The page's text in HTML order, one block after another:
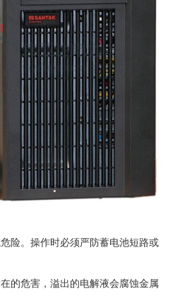
险。操作时必须严防蓄电池短路或
的危害，溢出的电解液会腐蚀金属